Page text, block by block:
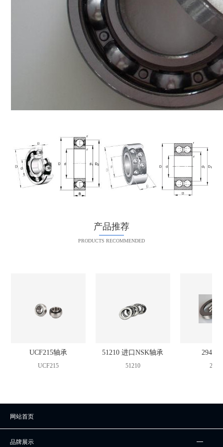
产品推荐
PRODUCTS RECOMMENDED
UCF215轴承
UCF215
51210 进口NSK轴承
51210
29420
网站首页
品牌展示